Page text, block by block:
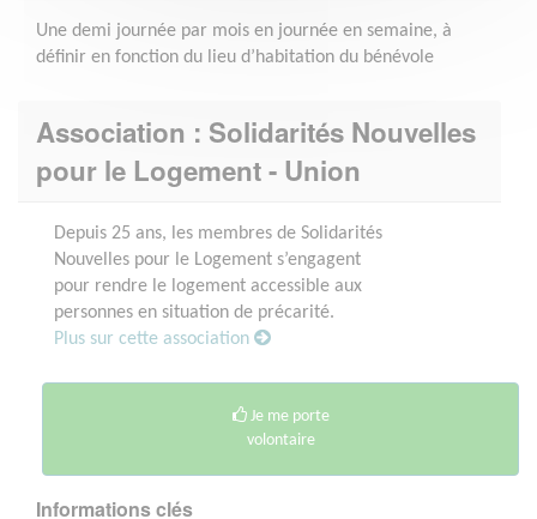
Une demi journée par mois en journée en semaine, à
définir en fonction du lieu d’habitation du bénévole
Association : Solidarités Nouvelles
pour le Logement - Union
Depuis 25 ans, les membres de Solidarités
Nouvelles pour le Logement s’engagent
pour rendre le logement accessible aux
personnes en situation de précarité.
Plus sur cette association
Je me porte
volontaire
Informations clés